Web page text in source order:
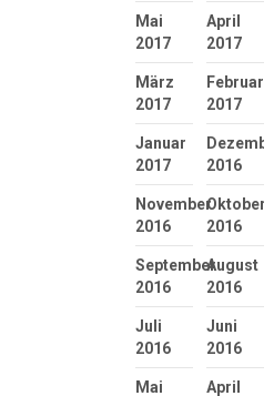
Mai
2017
April
2017
März
2017
Februar
2017
Januar
2017
2016
November
2016
Oktober
2016
September
2016
August
2016
Juli
2016
Juni
2016
Mai April